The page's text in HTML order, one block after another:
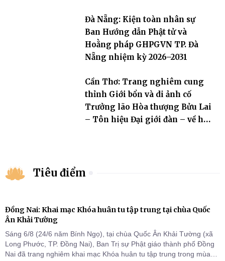
Đà Nẵng: Kiện toàn nhân sự
Ban Hướng dẫn Phật tử và
Hoằng pháp GHPGVN TP. Đà
Nẵng nhiệm kỳ 2026–2031
Cần Thơ: Trang nghiêm cung
thỉnh Giới bổn và di ảnh cố
Trưởng lão Hòa thượng Bửu Lai
– Tôn hiệu Đại giới đàn – về hai
Tiêu điểm
Đồng Nai: Khai mạc Khóa huân tu tập trung tại chùa Quốc
Ân Khải Tường
Sáng 6/8 (24/6 năm Bính Ngọ), tại chùa Quốc Ân Khải Tường (xã
Long Phước, TP. Đồng Nai), Ban Trị sự Phật giáo thành phố Đồng
Nai đã trang nghiêm khai mạc Khóa huân tu tập trung trong mùa